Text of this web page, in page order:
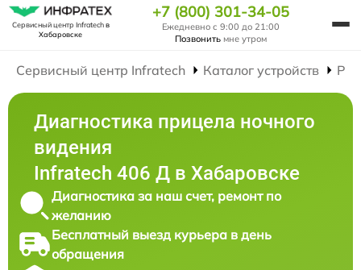
Сервисный центр Infratechв
Хабаровске
+7 (800) 301-34-05
Ежедневно с 9:00 до 21:00
Позвонить мне утром
Сервисный центр Infratech Каталог устройств
Диагностика прицела ночного
видения
Infratech 406 Д в Хабаровске
Диагностика за наш счет, ремонт по
желанию
Бесплатный выезд курьера в день
обращения